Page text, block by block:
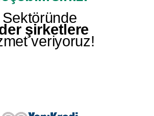
Sektöründe
şirketlere
veriyoruz!